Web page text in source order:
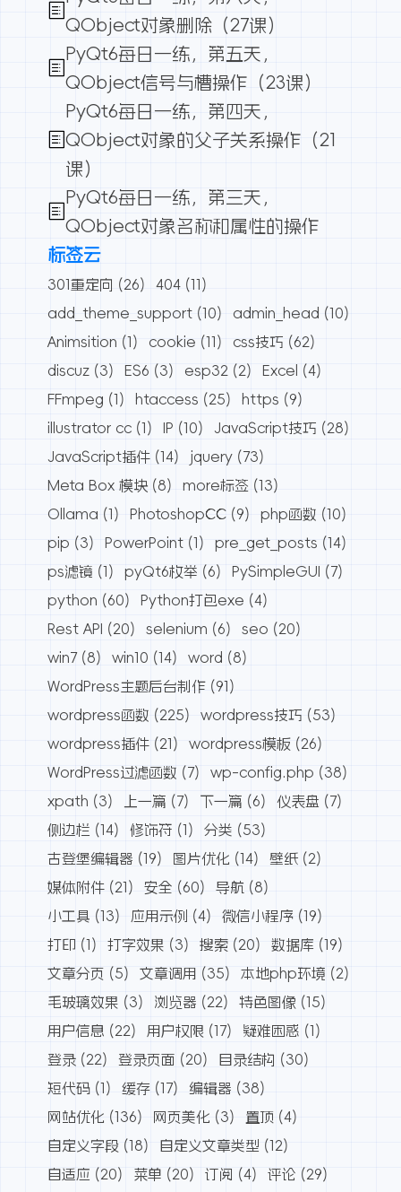
QObject对象删除（27课）
PyQt6每日一练，第五天，
QObject信号与槽操作（23课）
PyQt6每日一练，第四天，
QObject对象的父子关系操作（21
课）
PyQt6每日一练，第三天，
QObject对象名称和属性的操作
标签云
301重定向 (26) 404 (11)
add_theme_support (10) admin_head (10)
Animsition (1) cookie (11) css技巧 (62)
discuz (3) ES6 (3) esp32 (2) Excel
(4)
FFmpeg (1) htaccess (25) https (9)
illustrator cc (1) IP (10) JavaScript技巧 (28)
JavaScript插件 (14) jquery (73)
Meta Box 模块 (8) more标签 (13)
Ollama (1) PhotoshopCC (9) php函数 (10)
pip (3) PowerPoint (1) pre_get_posts (14)
ps滤镜 (1) pyQt6枚举 (6) PySimpleGUI (7)
python (60) Python打包exe (4)
Rest API (20) selenium (6) seo (20)
win7 (8) win10 (14) word (8)
WordPress主题后台制作 (91)
wordpress函数 (225) wordpress技巧 (53)
wordpress插件 (21) wordpress模板 (26)
WordPress过滤函数 (7) wp-config.php (38)
xpath (3) 上一篇 (7) 下一篇 (6) 仪表盘 (7)
侧边栏 (14) 修饰符 (1) 分类 (53)
古登堡编辑器 (19) 图片优化 (14) 壁纸 (2)
媒体附件 (21) 安全 (60) 导航 (8)
小工具 (13) 应用示例 (4) 微信小程序 (19)
打印 (1) 打字效果 (3) 搜索 (20) 数据库 (19)
文章分页 (5) 文章调用 (35) 本地php环境 (2)
毛玻璃效果 (3) 浏览器 (22) 特色图像 (15)
用户信息 (22) 用户权限 (17) 疑难困惑 (1)
登录 (22) 登录页面 (20) 目录结构 (30)
短代码 (1) 缓存 (17) 编辑器 (38)
网站优化 (136) 网页美化 (3) 置顶 (4)
自定义字段 (18) 自定义文章类型 (12)
自适应 (20) 菜单 (20) 订阅 (4) 评论 (29)